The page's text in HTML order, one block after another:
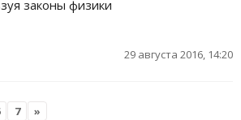
законы физики
29 августа 2016, 14:20
7 »